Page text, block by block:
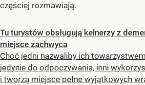
częściej rozmawiają.
Tu turystów obsługują kelnerzy z
miejsce zachwyca
Choć jedni nazwaliby ich
jedynie do odpoczywania, inni
i tworzą miejsce pełne wyjątkowych